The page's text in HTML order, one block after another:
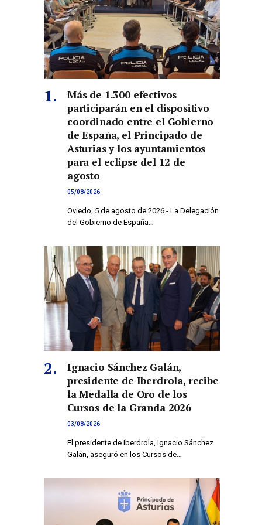
Más de 1.300 efectivos
participarán en el dispositivo
coordinado entre el Gobierno
de España, el Principado de
Asturias y los ayuntamientos
para el eclipse del 12 de
agosto
05/08/2026
Oviedo, 5 de agosto de 2026.- La Delegación
del Gobierno de España…
Ignacio Sánchez Galán,
presidente de Iberdrola, recibe
la Medalla de Oro de los
Cursos de la Granda 2026
03/08/2026
El presidente de Iberdrola, Ignacio Sánchez
Galán, aseguró en los Cursos de…